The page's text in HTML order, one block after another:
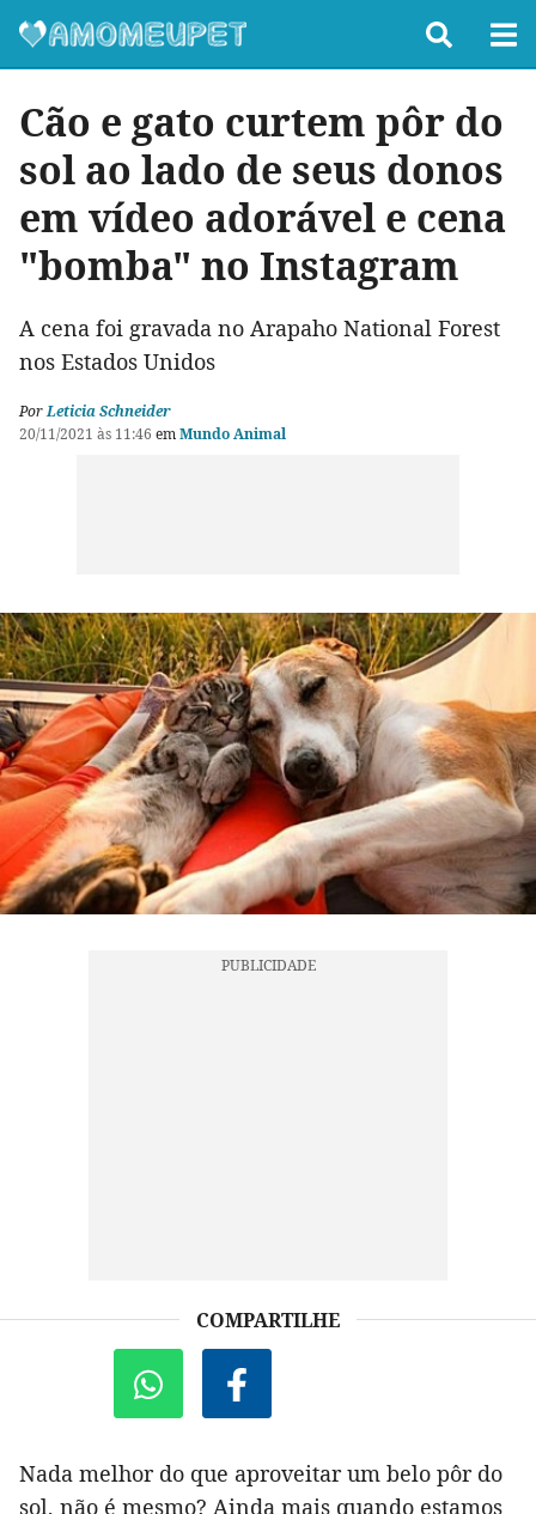
Cão e gato curtem pôr do
sol ao lado de seus donos
em vídeo adorável e cena
"bomba" no Instagram
A cena foi gravada no Arapaho National Forest
nos Estados Unidos
PorLeticia Schneider
20/11/2021 às 11:46 emMundo Animal
COMPARTILHE
Nada melhor do que aproveitar um belo pôr do
sol, não é mesmo? Ainda mais quando estamos